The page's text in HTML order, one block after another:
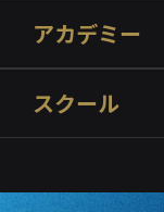
アカデミー
スクール